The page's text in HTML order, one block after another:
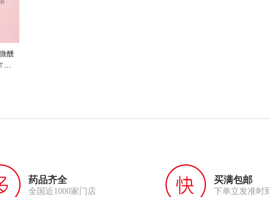
醺
低
药品齐全
全国近1000家门店
买满包邮
下单立发准时